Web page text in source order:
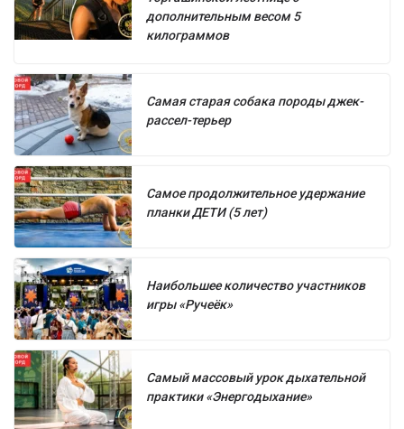
дополнительным весом 5
килограммов
Самая старая собака породы джек-
рассел-терьер
Самое продолжительное удержание
планки ДЕТИ (5 лет)
Наибольшее количество участников
игры «Ручеёк»
Самый массовый урок дыхательной
практики «Энергодыхание»